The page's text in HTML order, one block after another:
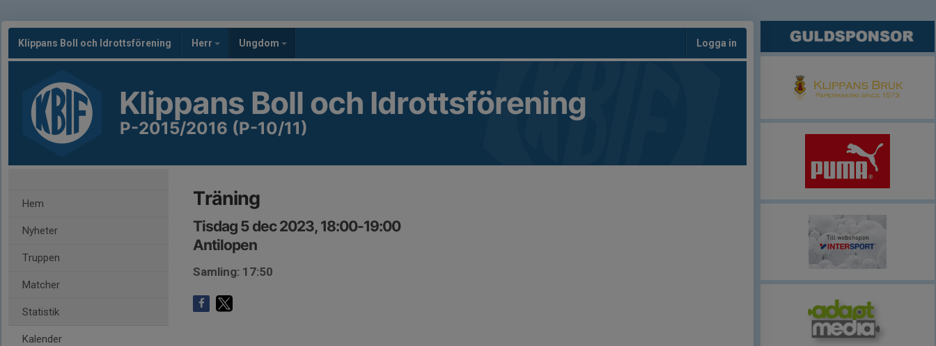
Klippans Boll och Idrottsförening Herr Ungdom Logga in
Klippans Boll och Idrottsförening
P-2015/2016 (P-10/11)
Hem
Nyheter
Truppen
Matcher
Statistik
Kalender
Träning
Tisdag 5 dec 2023, 18:00-19:00
Antilopen
Samling: 17:50